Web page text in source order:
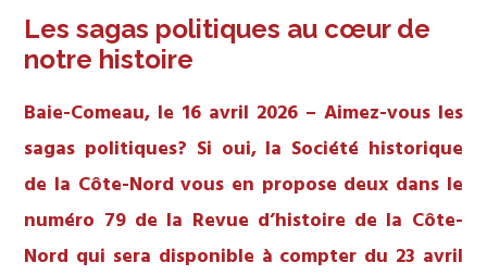
Les sagas politiques au cœur de
notre histoire
Baie-Comeau, le 16 avril 2026 – Aimez-vous les
sagas politiques? Si oui, la Société historique
de la Côte-Nord vous en propose deux dans le
numéro 79 de la Revue d’histoire de la Côte-
Nord qui sera disponible à compter du 23 avril